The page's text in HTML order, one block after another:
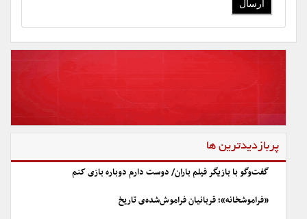
پربازدیدترین ها
گفت‌وگو با بازیگر فیلم باران/ دوست دارم دوباره بازی کنم
«فراموشخانه»؛ قربانیان فراموش‌شده‌ی تاریخ